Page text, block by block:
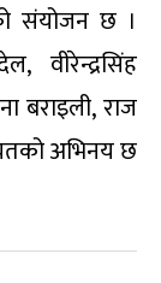
संयोजन छ ।
वीरेन्द्रसिंह
बराइली, राज
अभिनय छ